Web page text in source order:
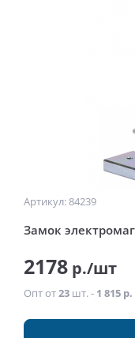
Артикул: 84239
Замок
2178 р./шт
Опт от23 шт. - 1 815 р.